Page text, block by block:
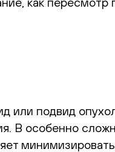
или подвид
В особенно